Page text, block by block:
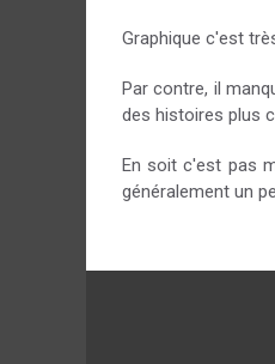
Graphique c'est
Par contre, il
des histoires plus
En soit c'est pas
généralement un